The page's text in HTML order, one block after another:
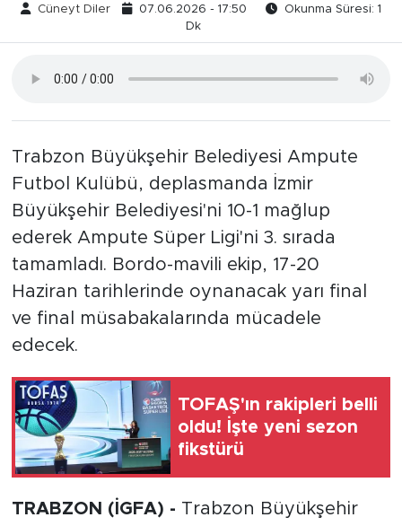
Cüneyt Diler 07.06.2026 - 17:50
Okunma Süresi: 1
Dk
Trabzon Büyükşehir Belediyesi Ampute
Futbol Kulübü, deplasmanda İzmir
Büyükşehir Belediyesi'ni 10-1 mağlup
ederek Ampute Süper Ligi'ni 3. sırada
tamamladı. Bordo-mavili ekip, 17-20
Haziran tarihlerinde oynanacak yarı final
ve final müsabakalarında mücadele
edecek.
TOFAŞ'ın rakipleri belli
oldu! İşte yeni sezon
fikstürü
TRABZON (İGFA) - Trabzon Büyükşehir